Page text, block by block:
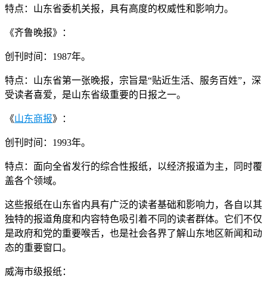
特点：山东省委机关报，具有高度的权威性和影响力。
《齐鲁晚报》：
创刊时间：1987年。
特点：山东省第一张晚报，宗旨是“贴近生活、服务百姓”，深
受读者喜爱，是山东省级重要的日报之一。
《山东商报》：
创刊时间：1993年。
特点：面向全省发行的综合性报纸，以经济报道为主，同时覆
盖各个领域。
这些报纸在山东省内具有广泛的读者基础和影响力，各自以其
独特的报道角度和内容特色吸引着不同的读者群体。它们不仅
是政府和党的重要喉舌，也是社会各界了解山东地区新闻和动
态的重要窗口。
威海市级报纸：